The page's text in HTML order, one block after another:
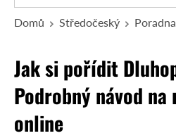
Domů Středočeský Poradna
Jak si pořídit
Podrobný návod
online